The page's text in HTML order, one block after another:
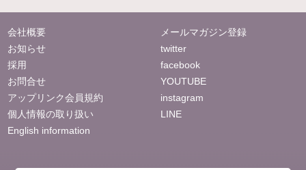
会社概要
お知らせ
採用
お問合せ
アップリンク会員規約
個人情報の取り扱い
English information
メールマガジン登録
twitter
facebook
YOUTUBE
instagram
LINE